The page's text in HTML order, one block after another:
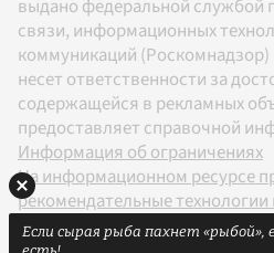
выдано федеральной службой
связи, информационных
коммуникаций (Роскомнадзор)
несет ответственности за
содержащейся в рекламных
предоставляет справочной
Информация об ограничениях
На информационном ресурсе
рекомендательные технологии
Правилами
Если сырая рыба пахнет «рыбой»,